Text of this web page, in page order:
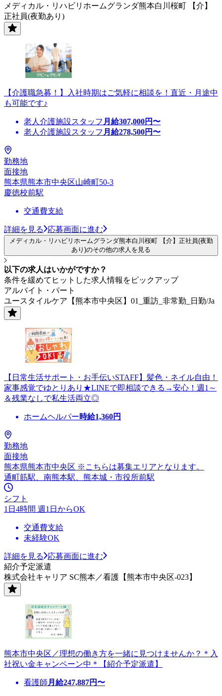
メディカル・リハビリホームグランダ熊本白川桜町 【介】
正社員(夜勤あり)
【介護職急募！】入社時期はご気軽に相談を！直近・月途中
も可能です♪
老人介護施設スタッフ 月給307,000円〜
老人介護施設スタッフ 月給278,500円〜
勤務地
面接地
熊本県熊本市中央区山崎町50-3
慶徳校前駅
交通費支給
詳細を見る 応募画面に進む
メディカル・リハビリホームグランダ熊本白川桜町 【介】正社員(夜勤
あり)のその他の求人を見る
以下の求人はいかがですか？
条件を緩めてヒットした求人情報をピックアップ
アルバイト・パート
ユースタイルケア【熊本市中央区】01_重訪_非常勤_日勤/Ja
【日常生活サポート・お手伝いSTAFF】髪色・ネイル自由！
家事感覚でゆとりあり★LINEで即相談できる→安心！週1～
＆残業なしで私生活両立◎
ホームヘルパー時給1,360円
勤務地
面接地
熊本県熊本市中央区 ※こちらは募集エリアとなります。
通町筋駅、南熊本駅、熊本城・市役所前駅
シフト
1日4時間 週1日からOK
交通費支給
未経験OK
詳細を見る
応募画面に進む
紹介予定派遣
株式会社キャリア SC熊本／看護【熊本市中央区-023】
熊本市中央区／理想の働き方を一緒に見つけませんか？＊入
社祝い金キャンペーン中＊【紹介予定派遣】
看護師 月給247,887円〜